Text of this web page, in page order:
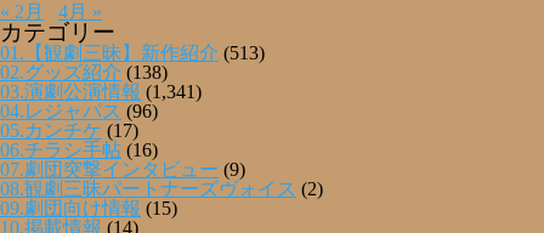
« 2月
4月 »
カテゴリー
01.【観劇三昧】新作紹介 (513)
02.グッズ紹介 (138)
03.演劇公演情報 (1,341)
04.レジャパス (96)
05.カンチケ (17)
06.チラシ手帖 (16)
07.劇団突撃インタビュー (9)
08.観劇三昧パートナーズヴォイス (2)
09.劇団向け情報 (15)
10.掲載情報 (14)